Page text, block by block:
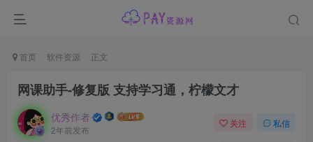
首页 软件资源 正文
网课助手-修复版 支持学习通，柠檬文才
优秀作者
2年前发布
关注 私信